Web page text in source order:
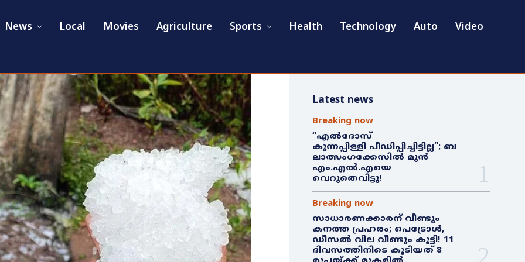
News Local Movies Agriculture Sports Health Technology Auto Video
Latest news
Breaking now
“എൽദോസ്
കുന്നപ്പിള്ളി പീഡിപ്പിച്ചിട്ടില്ല”; ബ
ലാത്സംഗക്കേസിൽ മുൻ
എം.എൽ.എയെ
വെറുതെവിട്ടു!
Breaking now
സാധാരണക്കാരന് വീണ്ടും
കനത്ത പ്രഹരം; പെട്രോൾ,
ഡീസൽ വില വീണ്ടും കൂട്ടി! 11
ദിവസത്തിനിടെ കൂടിയത് 8